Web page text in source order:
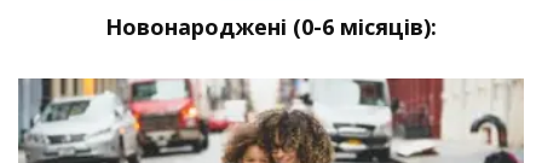
Новонароджені (0-6 місяців):